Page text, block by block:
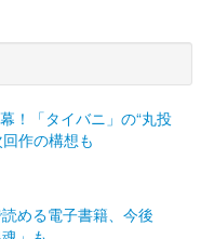
！「タイバニ」の“丸投
作の構想も
める電子書籍、今後